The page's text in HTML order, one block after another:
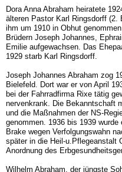
Dora Anna Abraham heiratete
älteren Pastor Karl Ringsdorff (2.
ihm um 1910 in Obhut
Brüdern Joseph Johannes,
Emilie aufgewachsen. Das
1929 starb Karl Ringsdorff.
Joseph Johannes Abraham zog
Bielefeld. Dort war er von April
bei der Fahrradfirma Rixe tätig
nervenkrank. Die Bekanntschaft
und die Maßnahmen der NS-
genommen. 1936 bis 1939
Brake wegen Verfolgungswahn
später in die Heil-u.Pflegeanstalt
Anordnung des
Wilhelm Abraham, der jüngste